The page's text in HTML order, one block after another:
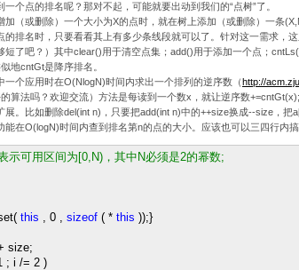
个点的排名呢？那对不起，可能就要出动到我们的“点树”了。
（或删除）一个大小为X的点时，就在树上添加（或删除）一条
的排名时，只要看看其上有多少条线段就可以了。针对这一需求，
短了吧？）其中clear()用于清空点集；add()用于添加一个点；
地cntGt是降序排名。
个应用时在O(NlogN)时间内求出一个排列的逆序数（http://
的算法吗？欢迎交流）方法是每读到一个数x，就让逆序数
比如删除del(int n)，只要把add(int n)中的++size换成--size，把
在O(logN)时间内查到排名第n的点的大小。应该也可以三四行内搞
示可用区间为[0,N)，其中N必须是2的幂数;
this , 0 , sizeof ( * this ));}
size;
; i /= 2 )